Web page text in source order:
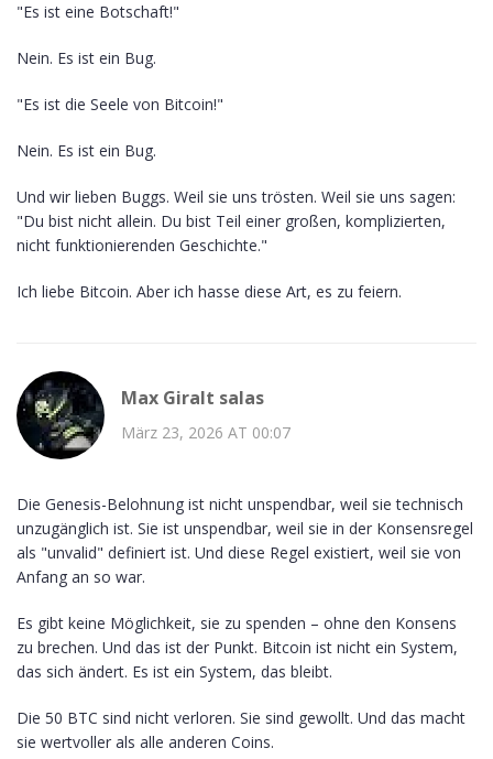
"Es ist eine Botschaft!"
Nein. Es ist ein Bug.
"Es ist die Seele von Bitcoin!"
Nein. Es ist ein Bug.
Und wir lieben Buggs. Weil sie uns trösten. Weil sie uns sagen:
"Du bist nicht allein. Du bist Teil einer großen, komplizierten,
nicht funktionierenden Geschichte."
Ich liebe Bitcoin. Aber ich hasse diese Art, es zu feiern.
Max Giralt salas
März 23, 2026 AT 00:07
Die Genesis-Belohnung ist nicht unspendbar, weil sie technisch
unzugänglich ist. Sie ist unspendbar, weil sie in der Konsensregel
als "unvalid" definiert ist. Und diese Regel existiert, weil sie von
Anfang an so war.
Es gibt keine Möglichkeit, sie zu spenden – ohne den Konsens
zu brechen. Und das ist der Punkt. Bitcoin ist nicht ein System,
das sich ändert. Es ist ein System, das bleibt.
Die 50 BTC sind nicht verloren. Sie sind gewollt. Und das macht
sie wertvoller als alle anderen Coins.